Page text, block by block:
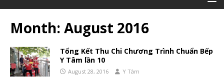
Month: August 2016
Tổng Kết Thu Chi Chương Trình Chuẩn Bếp
Y Tâm lần 10
August 28, 2016 Y Tâm